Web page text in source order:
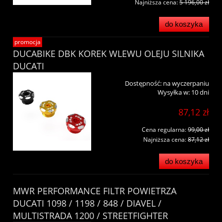
Najniższa cena:5 196,00 zł
do koszyka
DUCABIKE DBK KOREK WLEWU OLEJU SILNIKA
DUCATI
Dostępność: na wyczerpaniu
Wysyłka w: 10 dni
87,12 zł
Cena regularna:99,00 zł
Najniższa cena:87,12 zł
do koszyka
promocja
MWR PERFORMANCE FILTR POWIETRZA
DUCATI 1098 / 1198 / 848 / DIAVEL /
MULTISTRADA 1200 / STREETFIGHTER